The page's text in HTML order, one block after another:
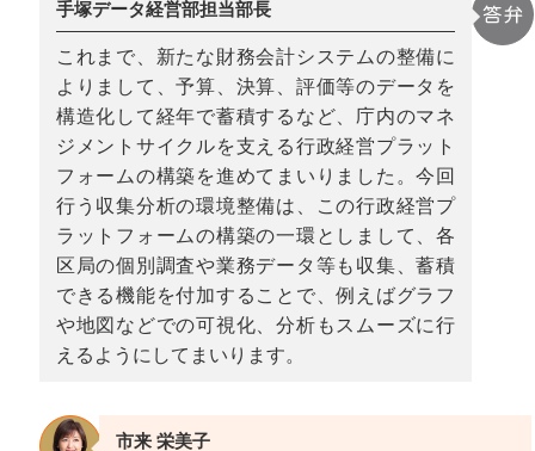
手塚データ経営部担当部長
これまで、新たな財務会計システムの整備に
よりまして、予算、決算、評価等のデータを
構造化して経年で蓄積するなど、庁内のマネ
ジメントサイクルを支える行政経営プラット
フォームの構築を進めてまいりました。今回
行う収集分析の環境整備は、この行政経営プ
ラットフォームの構築の一環としまして、各
区局の個別調査や業務データ等も収集、蓄積
できる機能を付加することで、例えばグラフ
や地図などでの可視化、分析もスムーズに行
えるようにしてまいります。
市来 栄美子